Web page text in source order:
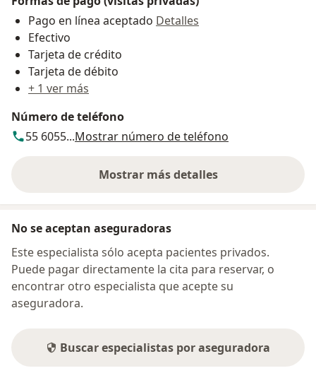
Pago en línea aceptado Detalles
Efectivo
Tarjeta de crédito
Tarjeta de débito
+ 1 ver más
Número de teléfono
55 6055...Mostrar número de teléfono
Mostrar más detalles
sobre la dirección
No se aceptan aseguradoras
Este especialista sólo acepta pacientes privados.
Puede pagar directamente la cita para reservar, o
encontrar otro especialista que acepte su
aseguradora.
Buscar especialistas por aseguradora